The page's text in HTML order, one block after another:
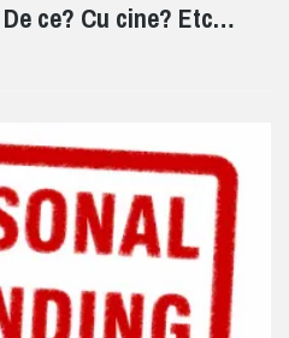
ce? Cu cine? Etc…